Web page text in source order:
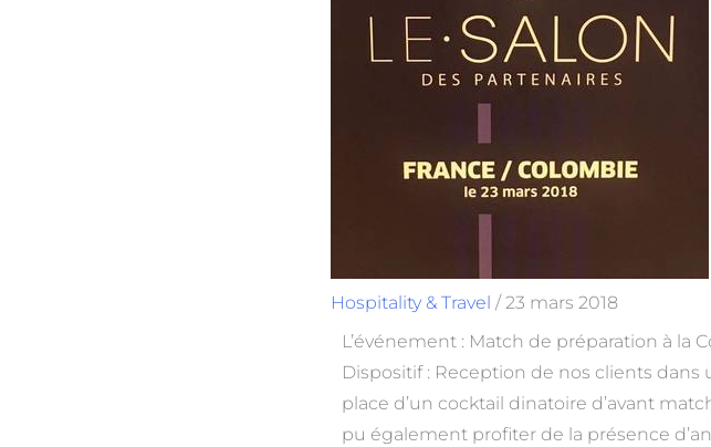
Hospitality & Travel /23 mars 2018
L’événement : Match de préparation à la
Dispositif : Reception de nos clients dans
place d’un cocktail dinatoire d’avant
pu également profiter de la présence